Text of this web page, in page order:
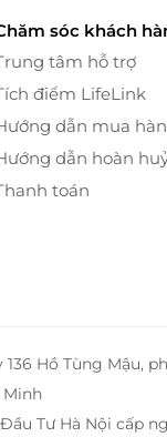
Nhật. Trung
Chuo
Bản.
sóc khách
tâm hỗ trợ
điểm LifeLink
dẫn mua
dẫn hoàn
toán
Hồ Tùng Mậu,
Minh
Tư Hà Nội cấp